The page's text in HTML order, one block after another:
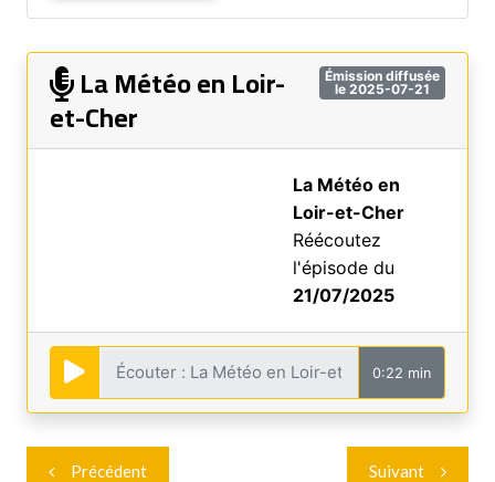
Émission diffusée
le 2025-07-21
La Météo en Loir-
et-Cher
La Météo en
Loir-et-Cher
Réécoutez
l'épisode du
21/07/2025
0:22 min
Navigation
Précédent Suivant